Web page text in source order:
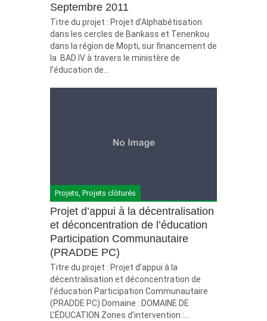
Septembre 2011
Titre du projet : Projet d’Alphabétisation
dans les cercles de Bankass et Tenenkou
dans la région de Mopti, sur financement de
la BAD IV à travers le ministère de
l’éducation de...
Projets Projets clôturés
Projet d’appui à la décentralisation
et déconcentration de l’éducation
Participation Communautaire
(PRADDE PC)
Titre du projet : Projet d’appui à la
décentralisation et déconcentration de
l’éducation Participation Communautaire
(PRADDE PC) Domaine : DOMAINE DE
L’ÉDUCATION Zones d’intervention :...